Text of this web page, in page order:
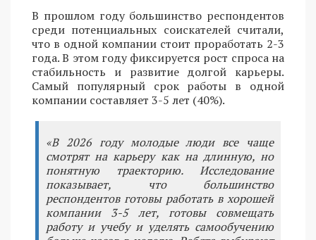
В прошлом году большинство респондентов
среди потенциальных соискателей считали,
что в одной компании стоит проработать 2-3
года. В этом году фиксируется рост спроса на
стабильность и развитие долгой карьеры.
Самый популярный срок работы в одной
компании составляет 3-5 лет (40%).
«В 2026 году молодые люди все чаще
смотрят на карьеру как на длинную, но
понятную траекторию. Исследование
показывает, что большинство
респондентов готовы работать в хорошей
компании 3-5 лет, готовы совмещать
работу и учебу и уделять самообучению